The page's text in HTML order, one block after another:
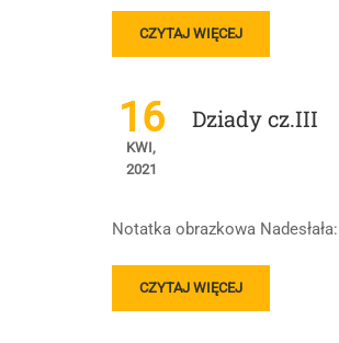
I
ARTURA
Z
(TABELKA)
READ
MORE
DZIADY
CZ.
II,
III
CZYTAJ WIĘCEJ
16
KWI,
2021
Dziady cz.III
Notatka obrazkowa
READ
MORE
CZYTAJ WIĘCEJ